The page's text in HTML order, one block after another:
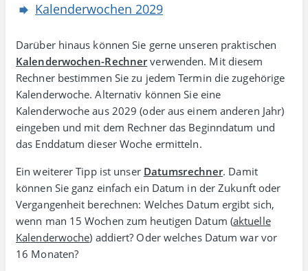
Kalenderwochen 2029
Darüber hinaus können Sie gerne unseren praktischen
Kalenderwochen-Rechnerverwenden. Mit diesem
Rechner bestimmen Sie zu jedem Termin die zuge­hörige
Kalender­woche. Alter­nativ können Sie eine
Kalenderwoche aus 2029 (oder aus einem anderen Jahr)
eingeben und mit dem Rechner das Beginn­datum und
das Enddatum dieser Woche ermitteln.
Ein weiterer Tipp ist unser Datumsrechner. Damit
können Sie ganz einfach ein Datum in der Zukunft oder
Vergangen­heit berechnen: Welches Datum ergibt sich,
wenn man 15 Wochen zum heutigen Datum (aktuelle
Kalenderwoche) addiert? Oder welches Datum war vor
16 Monaten?